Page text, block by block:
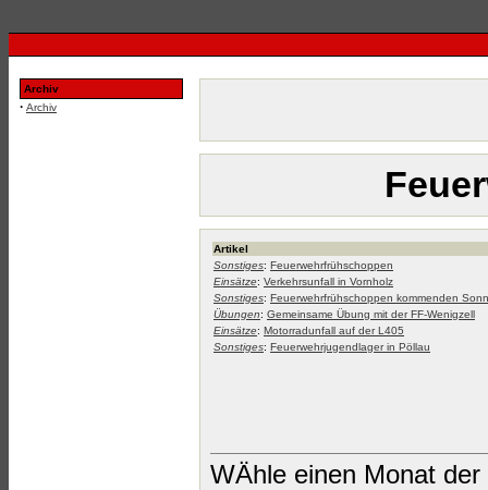
Archiv
· Archiv
Artikel
Sonstiges: Feuerwehrfrühschoppen
Einsätze: Verkehrsunfall in Vornholz
Sonstiges: Feuerwehrfrühschoppen kommenden
Übungen: Gemeinsame Übung mit der FF-Wenigzell
Einsätze: Motorradunfall auf der L405
Sonstiges: Feuerwehrjugendlager in Pöllau
WÄhle einen Monat